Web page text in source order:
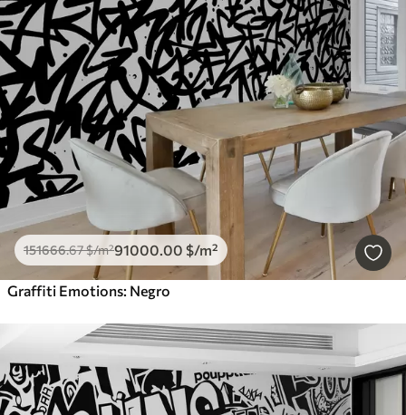
151666.67$/m²91000.00 $/m²
Graffiti Emotions: Negro